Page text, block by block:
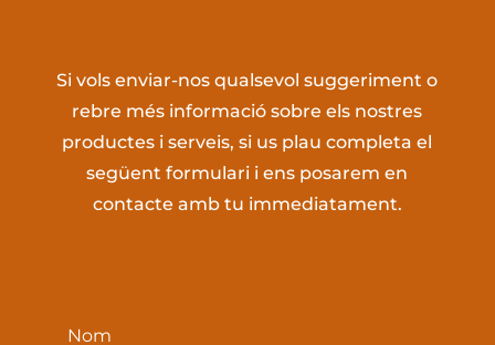
Si vols enviar-nos qualsevol suggeriment o
rebre més informació sobre els nostres
productes i serveis, si us plau completa el
següent formulari i ens posarem en
contacte amb tu immediatament.